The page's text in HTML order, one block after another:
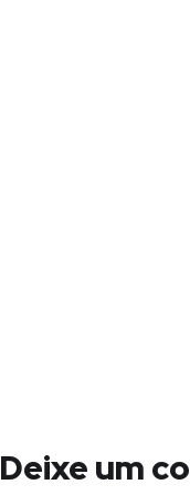
Deixe um